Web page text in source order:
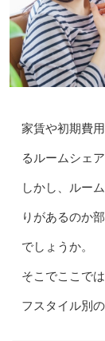
家賃や初期費
るルームシェ
しかし、ルー
りがあるのか
でしょうか。
そこでここで
フスタイル別